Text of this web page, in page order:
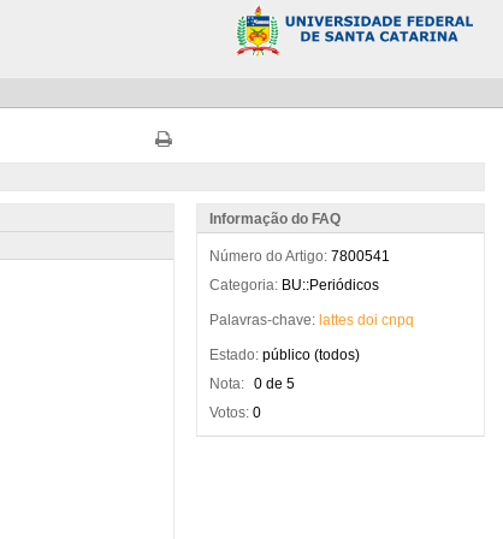
Informação do FAQ
Número do Artigo: 7800541
Categoria: BU::Periódicos
Palavras-chave: lattes doi cnpq
Estado: público (todos)
Nota: 0 de 5
Votos: 0